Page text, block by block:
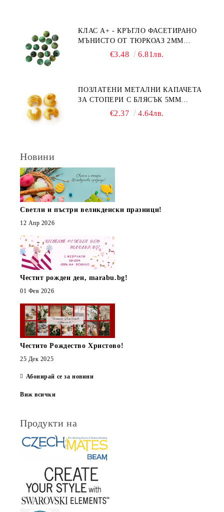
КЛАС А+ - КРЪГЛО ФАСЕТИРАНО
МЪНИСТО ОТ ТЮРКОАЗ 2ММ
€3.48 6.81лв.
ПОЗЛАТЕНИ МЕТАЛНИ КАПАЧЕТА
ЗА СТОПЕРИ С БЛЯСЪК 5ММ
€2.37 4.64лв.
Новини
Светли и пъстри великденски празници!
12 Апр 2026
Честит рожден ден, marabu.bg!
01 Фев 2026
Честито Рождество Христово!
25 Дек 2025
Абонирай се за новини
Виж всички
Продукти на